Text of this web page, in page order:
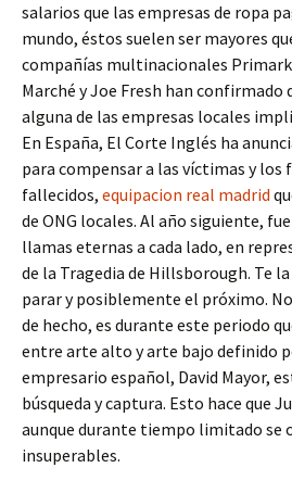
salarios que las empresas de ropa
mundo, éstos suelen ser mayores
compañías multinacionales
Marché y Joe Fresh han confirmado
alguna de las empresas locales
En España, El Corte Inglés ha
para compensar a las víctimas y los
fallecidos, equipacion real madrid
de ONG locales. Al año siguiente,
llamas eternas a cada lado, en
de la Tragedia de Hillsborough. Te
parar y posiblemente el próximo.
de hecho, es durante este periodo
entre arte alto y arte bajo definido
empresario español, David Mayor,
búsqueda y captura. Esto hace que
aunque durante tiempo limitado se
insuperables.